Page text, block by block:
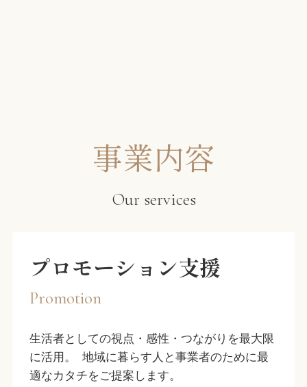
事業内容
Our services
プロモーション支援
Promotion
生活者としての視点・感性・つながりを最大限
に活用。 地域に暮らす人と事業者のために最
適なカタチをご提案します。